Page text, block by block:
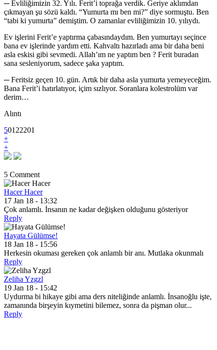
─ Evliliğimizin 32. Yılı. Ferit’i toprağa verdik. Geriye aklımdan
çıkmayan şu sözü kaldı. “Yumurta mı ben mi?” diye sormuştu. Ben
“tabi ki yumurta” demiştim. O zamanlar evliliğimizin 10. yılıydı.
Ev işlerini Ferit’e yaptırma çabasındaydım. Ben yumurtayı seçince
bana ev işlerinde yardım etti. Kahvaltı hazırladı ama bir daha beni
asla eskisi gibi sevmedi. Allah’ım ne yaptım ben ? Ferit buradan
sana sesleniyorum, sadece şaka yaptım.
─ Feritsiz geçen 10. gün. Artık bir daha asla yumurta yemeyeceğim.
Bana Ferit’i hatırlatıyor, içim sızlıyor. Soranlara kolestrolüm var
derim…
Alıntı
50122201
+
+
5 Comment
Hacer Hacer
17 Jan 18 - 13:32
Çok anlamlı. İnsanın ne kadar değişken olduğunu gösteriyor
Reply
Hayata Gülümse!
18 Jan 18 - 15:56
Herkesin okuması gereken çok anlamlı bir anı. Mutlaka okunmalı
Reply
Zeliha Yzgzl
19 Jan 18 - 15:42
Uydurma bi hikaye gibi ama ders niteliğinde anlamlı. İnsanoğlu işte,
zamanında birşeyin kıymetini bilemez, sonra da pişman olur...
Reply